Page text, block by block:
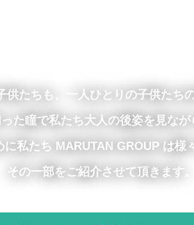
供たちも、一人ひとりの子供たち
た瞳で私たち大人の後姿を見なが
私たち MARUTAN GROUP は様
その一部をご紹介させて頂きます。